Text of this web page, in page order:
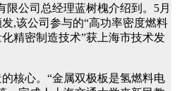
限公司总经理蓝树槐介绍到。5月
,该公司参与的“高功率密度燃料
精密制造技术”获上海市技术发
核心。“金属双极板是氢燃料电